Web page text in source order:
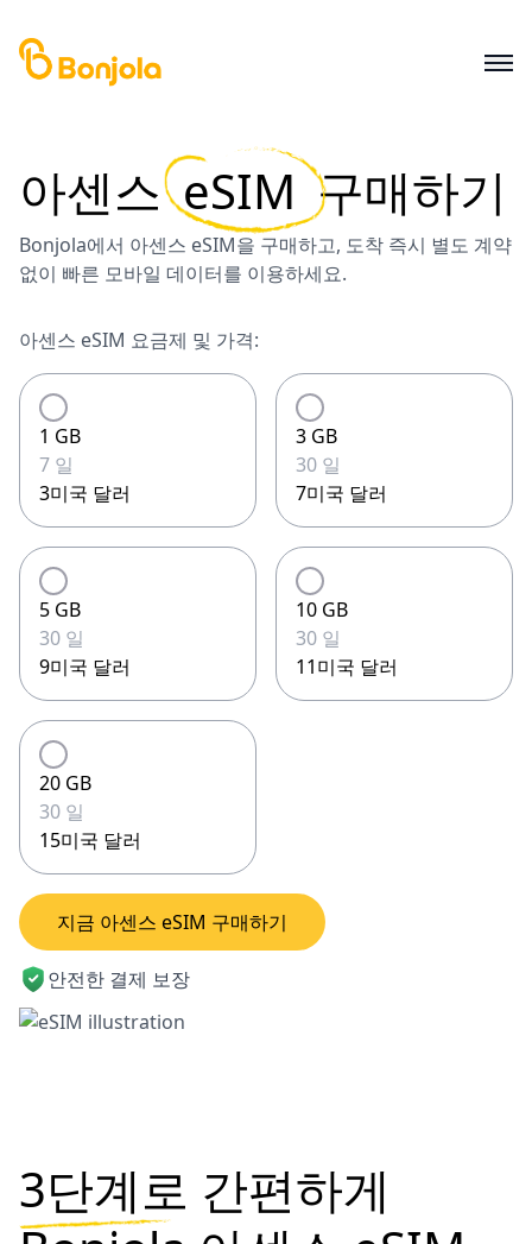
아센스 eSIM 구매하기
Bonjola에서 아센스 eSIM을 구매하고, 도착 즉시 별도 계약
없이 빠른 모바일 데이터를 이용하세요.
아센스 eSIM 요금제 및 가격:
1 GB
7 일
3미국 달러
3 GB
30 일
7미국 달러
5 GB
30 일
9미국 달러
10 GB
30 일
11미국 달러
20 GB
30 일
15미국 달러
지금 아센스 eSIM 구매하기
안전한 결제 보장
3단계로 간편하게